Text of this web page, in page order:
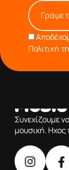
Πολιτική
Συνεχίζουμε
μουσική. Ηχος